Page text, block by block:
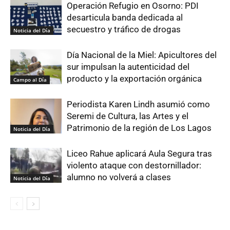
Noticia del Día
Operación Refugio en Osorno: PDI
desarticula banda dedicada al
secuestro y tráfico de drogas
Campo al Día
Día Nacional de la Miel: Apicultores del
sur impulsan la autenticidad del
producto y la exportación orgánica
Noticia del Día
Periodista Karen Lindh asumió como
Seremi de Cultura, las Artes y el
Patrimonio de la región de Los Lagos
Noticia del Día
Liceo Rahue aplicará Aula Segura tras
violento ataque con destornillador:
alumno no volverá a clases